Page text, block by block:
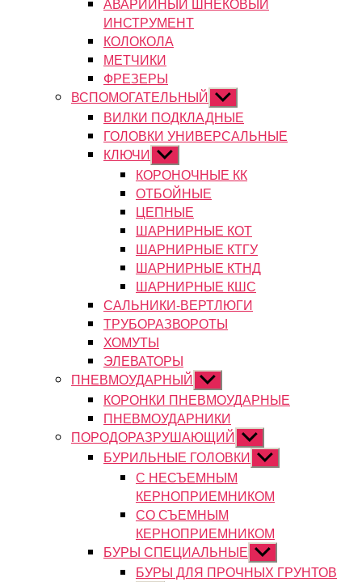
ИНСТРУМЕНТ
КОЛОКОЛА
МЕТЧИКИ
ФРЕЗЕРЫ
ВСПОМОГАТЕЛЬНЫЙ Показывать
подменю
ВИЛКИ ПОДКЛАДНЫЕ
ГОЛОВКИ УНИВЕРСАЛЬНЫЕ
КЛЮЧИ Показывать
подменю
КОРОНОЧНЫЕ КК
ОТБОЙНЫЕ
ЦЕПНЫЕ
ШАРНИРНЫЕ КОТ
ШАРНИРНЫЕ КТГУ
ШАРНИРНЫЕ КТНД
ШАРНИРНЫЕ КШС
САЛЬНИКИ-ВЕРТЛЮГИ
ТРУБОРАЗВОРОТЫ
ХОМУТЫ
ЭЛЕВАТОРЫ
ПНЕВМОУДАРНЫЙ Показывать
подменю
КОРОНКИ ПНЕВМОУДАРНЫЕ
ПНЕВМОУДАРНИКИ
ПОРОДОРАЗРУШАЮЩИЙ Показывать
подменю
БУРИЛЬНЫЕ ГОЛОВКИ Показывать
подменю
С НЕСЪЕМНЫМ
КЕРНОПРИЕМНИКОМ
СО СЪЕМНЫМ
КЕРНОПРИЕМНИКОМ
БУРЫ СПЕЦИАЛЬНЫЕ Показывать
подменю
БУРЫ ДЛЯ ПРОЧНЫХ ГРУНТОВ